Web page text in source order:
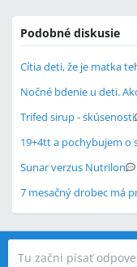
Podobné diskusie
Cítia deti, že je matka
Nočné bdenie u deti.
Trifed sirup - skúsenosti
19+4tt a pochybujem o
Sunar verzus Nutrilon
7 mesačný drobec má